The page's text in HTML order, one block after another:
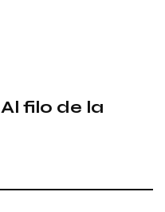
Al filo de la